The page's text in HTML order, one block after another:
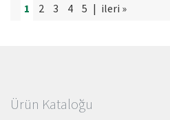
1 2 3 4 5 | ileri »
Ürün Kataloğu